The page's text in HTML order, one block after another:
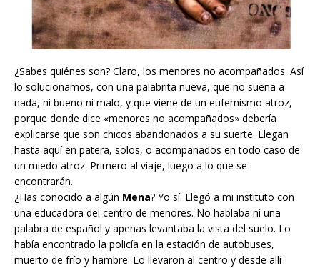
¿Sabes quiénes son? Claro, los menores no acompañados. Así
lo solucionamos, con una palabrita nueva, que no suena a
nada, ni bueno ni malo, y que viene de un eufemismo atroz,
porque donde dice «menores no acompañados» debería
explicarse que son chicos abandonados a su suerte. Llegan
hasta aquí en patera, solos, o acompañados en todo caso de
un miedo atroz. Primero al viaje, luego a lo que se
encontrarán.
¿Has conocido a algún Mena? Yo sí. Llegó a mi instituto con
una educadora del centro de menores. No hablaba ni una
palabra de español y apenas levantaba la vista del suelo. Lo
había encontrado la policía en la estación de autobuses,
muerto de frío y hambre. Lo llevaron al centro y desde allí